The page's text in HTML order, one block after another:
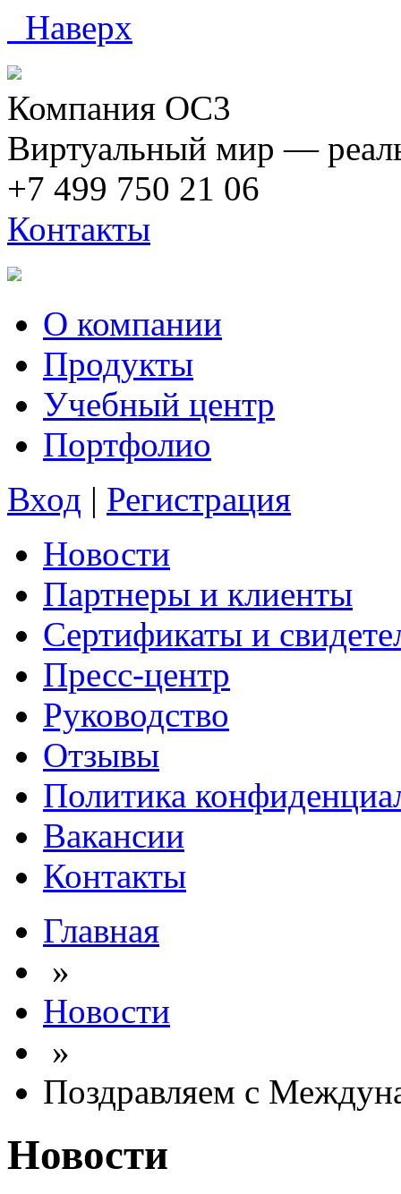
Наверх
Компания ОС3
Виртуальный мир —
+7 499 750 21 06
Контакты
О компании
Продукты
Учебный центр
Портфолио
Вход | Регистрация
Новости
Партнеры и клиенты
Сертификаты и
Пресс-центр
Руководство
Отзывы
Политика
Вакансии
Контакты
Главная
»
Новости
»
Поздравляем с
Новости